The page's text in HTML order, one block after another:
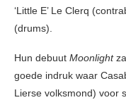
‘Little E’ Le Clerq
(drums).
Hun debuut Moonlight
goede indruk waar
Lierse volksmond) voor